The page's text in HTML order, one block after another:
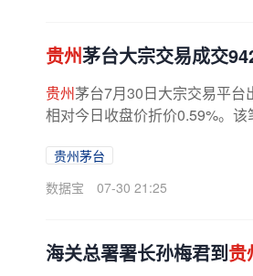
贵州茅台大宗交易成交
贵州茅台7月30日大宗交易平
相对今日收盘价折价0.59%。
贵州茅台
数据宝
07-30 21:25
海关总署署长孙梅君到贵